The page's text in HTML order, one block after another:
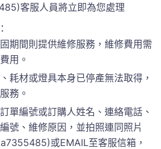
客服人員將立即為您處理
期間則提供維修服務，維修費用需
用。
耗材或燈具本身已停產無法取得，
務。
單編號或訂購人姓名、連絡電話、
號、維修原因，並拍照連同照片
或EMAIL至客服信箱，